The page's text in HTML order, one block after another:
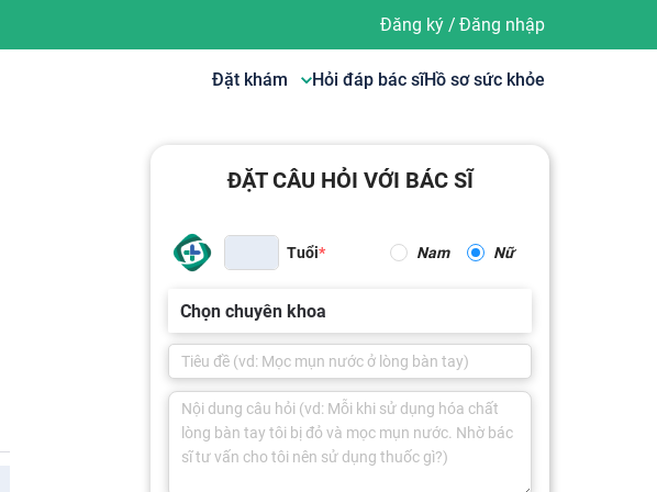
Đăng ký/ Đăng nhập
Đặt khám Hỏi đáp bác sĩHồ sơ sức khỏe
ĐẶT CÂU HỎI VỚI BÁC SĨ
Tuổi Nam Nữ
Chọn chuyên khoa